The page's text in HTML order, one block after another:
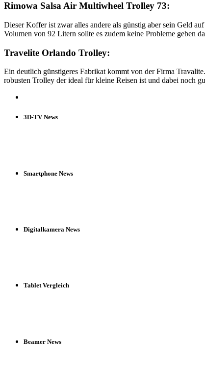
Rimowa Salsa Air Multiwheel Trolley 73:
Dieser Koffer ist zwar alles andere als günstig aber sein Geld
Volumen von 92 Litern sollte es zudem keine Probleme geben
Travelite Orlando Trolley:
Ein deutlich günstigeres Fabrikat kommt von der Firma
robusten Trolley der ideal für kleine Reisen ist und dabei noch
3D-TV News
Smartphone News
Digitalkamera News
Tablet Vergleich
Beamer News